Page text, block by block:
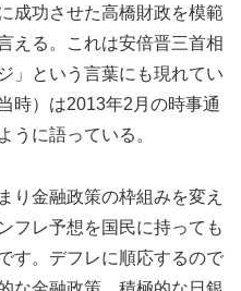
成功させた高橋財政を模範
える。これは安倍晋三首相
」という言葉にも現れてい
時）は2013年2月の時事通
うに語っている。
り金融政策の枠組みを変え
フレ予想を国民に持っても
す。デフレに順応するので